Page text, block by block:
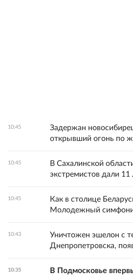
10:45
Задержан
открывший огонь по
10:45
В Сахалинской
экстремистов дали 11
10:45
Как в столице
Молодежный
10:43
Уничтожен эшелон с
Днепропетровска,
10:35
В Подмосковье